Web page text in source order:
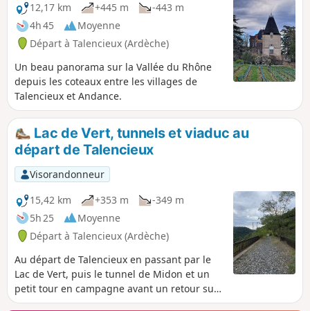
12,17 km +445 m
-443 m
4h 45
Moyenne
Départ à Talencieux (Ardèche)
Un beau panorama sur la Vallée du Rhône
depuis les coteaux entre les villages de
Talencieux et Andance.
Lac de Vert, tunnels et viaduc au
départ de Talencieux
Visorandonneur
15,42 km
+353 m
-349 m
5h 25
Moyenne
Départ à Talencieux (Ardèche)
Au départ de Talencieux en passant par le
Lac de Vert, puis le tunnel de Midon et un
petit tour en campagne avant un retour sur
l'ancienne voie ferrée pour franchir le Viaduc